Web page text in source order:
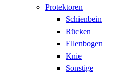
Protektoren
Schienbein
Rücken
Ellenbogen
Knie
Sonstige